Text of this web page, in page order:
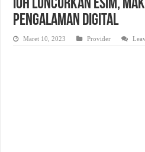
Dibutuhkan Marketing. Lamaran di-email
IOH Luncurkan eSIM,
Pengalaman Digital
Maret 10, 2023 Provider